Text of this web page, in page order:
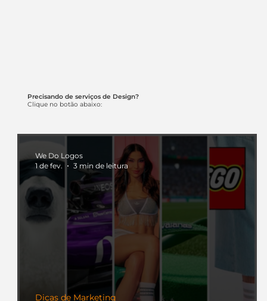
Precisando de serviços de Design?
Clique no botão abaixo:
Dicas de Marketing
We Do Logos
1 de fev.
3 min de leitura